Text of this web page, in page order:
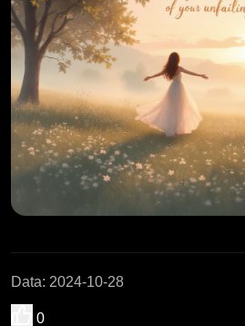
Data: 2024-10-28
0